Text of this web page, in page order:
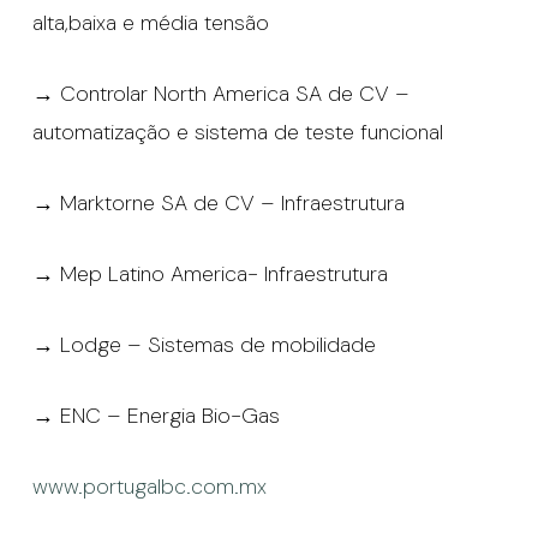
alta,baixa e média tensão
→ Controlar North America SA de CV –
automatização e sistema de teste funcional
→ Marktorne SA de CV – Infraestrutura
→ Mep Latino America- Infraestrutura
→ Lodge – Sistemas de mobilidade
→ ENC – Energia Bio-Gas
www.portugalbc.com.mx